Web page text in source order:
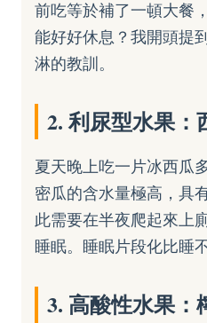
前吃等於補了一頓大餐
能好好休息？我開頭提
淋的教訓。
2. 利尿型水果：
夏天晚上吃一片冰西瓜
密瓜的含水量極高，具
此需要在半夜爬起來上
睡眠。睡眠片段化比睡
3. 高酸性水果：